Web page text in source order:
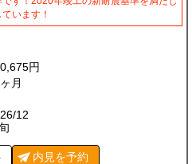
います！
円
月
12
内見を予約